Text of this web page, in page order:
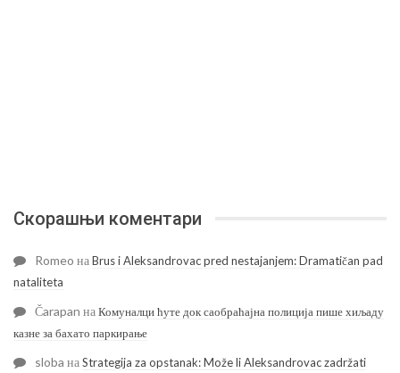
Скорашњи коментари
Romeo наBrus i Aleksandrovac pred nestajanjem: Dramatičan pad
nataliteta
Čarapan наКомуналци ћуте док саобраћајна полиција пише хиљаду
казне за бахато паркирање
sloba наStrategija za opstanak: Može li Aleksandrovac zadržati